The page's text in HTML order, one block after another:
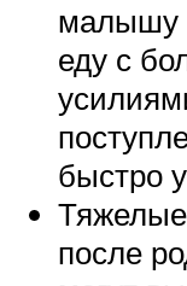
малышу
еду с
быстро
после